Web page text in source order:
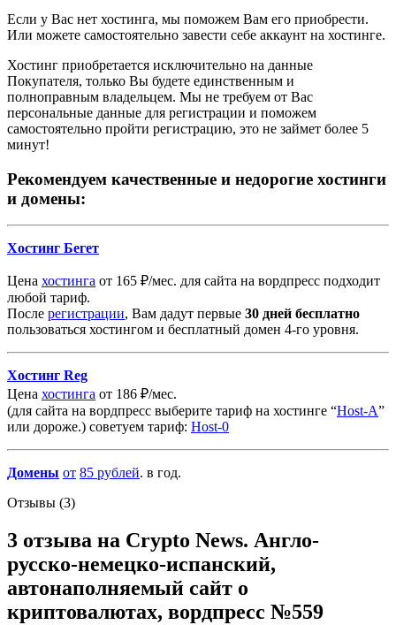
Если у Вас нет хостинга, мы поможем Вам его приобрести.
Или можете самостоятельно завести себе аккаунт на хостинге.
Хостинг приобретается исключительно на данные
Покупателя, только Вы будете единственным и
полноправным владельцем. Мы не требуем от Вас
персональные данные для регистрации и поможем
самостоятельно пройти регистрацию, это не займет более 5
минут!
Рекомендуем качественные и недорогие хостинги
и домены:
Хостинг Бегет
Цена хостинга от 165 ₽/мес. для сайта на вордпресс подходит
любой тариф.
После регистрации, Вам дадут первые 30 дней бесплатно
пользоваться хостингом и бесплатный домен 4-го уровня.
Хостинг Reg
Цена хостинга от 186 ₽/мес.
(для сайта на вордпресс выберите тариф на хостинге “Host-A”
или дороже.) советуем тариф: Host-0
Домены от 85 рублей. в год.
Отзывы (3)
3 отзыва на Crypto News. Англо-
русско-немецко-испанский,
автонаполняемый сайт о
криптовалютах, вордпресс №559